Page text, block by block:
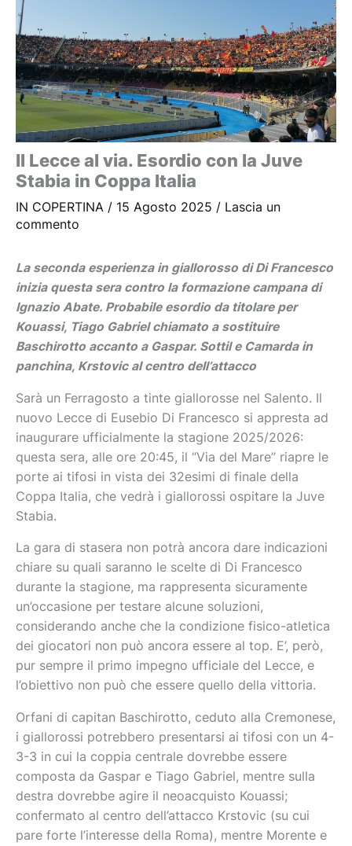
Il Lecce al via. Esordio con la Juve
Stabia in Coppa Italia
IN COPERTINA / 15 Agosto 2025 / Lascia un
commento
La seconda esperienza in giallorosso di Di Francesco
inizia questa sera contro la formazione campana di
Ignazio Abate. Probabile esordio da titolare per
Kouassi, Tiago Gabriel chiamato a sostituire
Baschirotto accanto a Gaspar. Sottil e Camarda in
panchina, Krstovic al centro dell’attacco
Sarà un Ferragosto a tinte giallorosse nel Salento. Il
nuovo Lecce di Eusebio Di Francesco si appresta ad
inaugurare ufficialmente la stagione 2025/2026:
questa sera, alle ore 20:45, il “Via del Mare” riapre le
porte ai tifosi in vista dei 32esimi di finale della
Coppa Italia, che vedrà i giallorossi ospitare la Juve
Stabia.
La gara di stasera non potrà ancora dare indicazioni
chiare su quali saranno le scelte di Di Francesco
durante la stagione, ma rappresenta sicuramente
un’occasione per testare alcune soluzioni,
considerando anche che la condizione fisico-atletica
dei giocatori non può ancora essere al top. E’, però,
pur sempre il primo impegno ufficiale del Lecce, e
l’obiettivo non può che essere quello della vittoria.
Orfani di capitan Baschirotto, ceduto alla Cremonese,
i giallorossi potrebbero presentarsi ai tifosi con un 4-
3-3 in cui la coppia centrale dovrebbe essere
composta da Gaspar e Tiago Gabriel, mentre sulla
destra dovrebbe agire il neoacquisto Kouassi;
confermato al centro dell’attacco Krstovic (su cui
pare forte l’interesse della Roma), mentre Morente e